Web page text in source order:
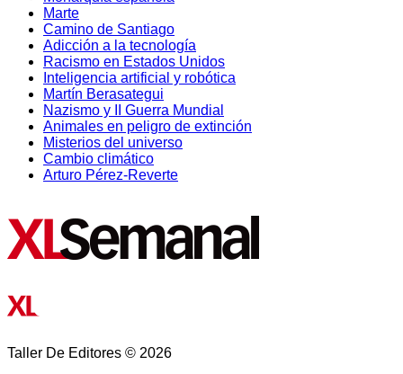
Marte
Camino de Santiago
Adicción a la tecnología
Racismo en Estados Unidos
Inteligencia artificial y robótica
Martín Berasategui
Nazismo y II Guerra Mundial
Animales en peligro de extinción
Misterios del universo
Cambio climático
Arturo Pérez-Reverte
Taller De Editores © 2026